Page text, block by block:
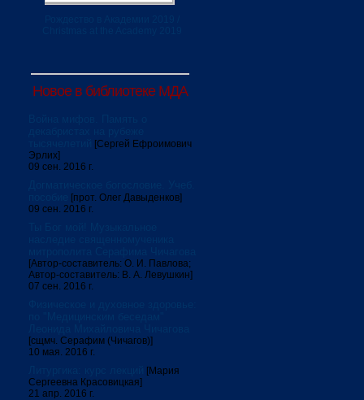
Новое в библиотеке МДА
[Сергей Ефроимович
Эрлих]
09 сен. 2016 г.
[прот. Олег Давыденков]
09 сен. 2016 г.
[Автор-составитель: О. И. Павлова;
Автор-составитель: В. А. Левушкин]
07 сен. 2016 г.
[сщмч. Серафим (Чичагов)]
10 мая. 2016 г.
[Мария
Сергеевна Красовицкая]
21 апр. 2016 г.